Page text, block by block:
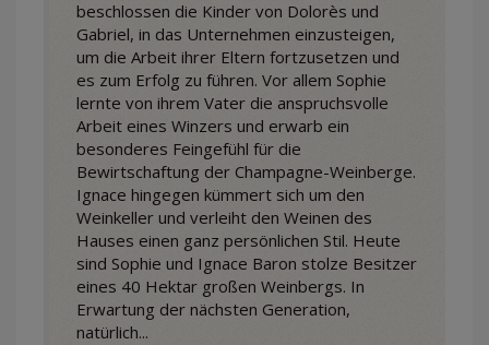
beschlossen die Kinder von Dolorès und
Gabriel, in das Unternehmen einzusteigen,
um die Arbeit ihrer Eltern fortzusetzen und
es zum Erfolg zu führen. Vor allem Sophie
lernte von ihrem Vater die anspruchsvolle
Arbeit eines Winzers und erwarb ein
besonderes Feingefühl für die
Bewirtschaftung der Champagne-Weinberge.
Ignace hingegen kümmert sich um den
Weinkeller und verleiht den Weinen des
Hauses einen ganz persönlichen Stil. Heute
sind Sophie und Ignace Baron stolze Besitzer
eines 40 Hektar großen Weinbergs. In
Erwartung der nächsten Generation,
natürlich...